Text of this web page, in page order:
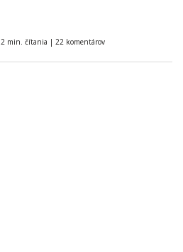
2 min. čítania | 22 komentárov